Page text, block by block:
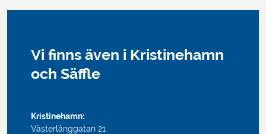
Vi finns även i Kristinehamn
och Säffle
Kristinehamn:
Västerlånggatan 21